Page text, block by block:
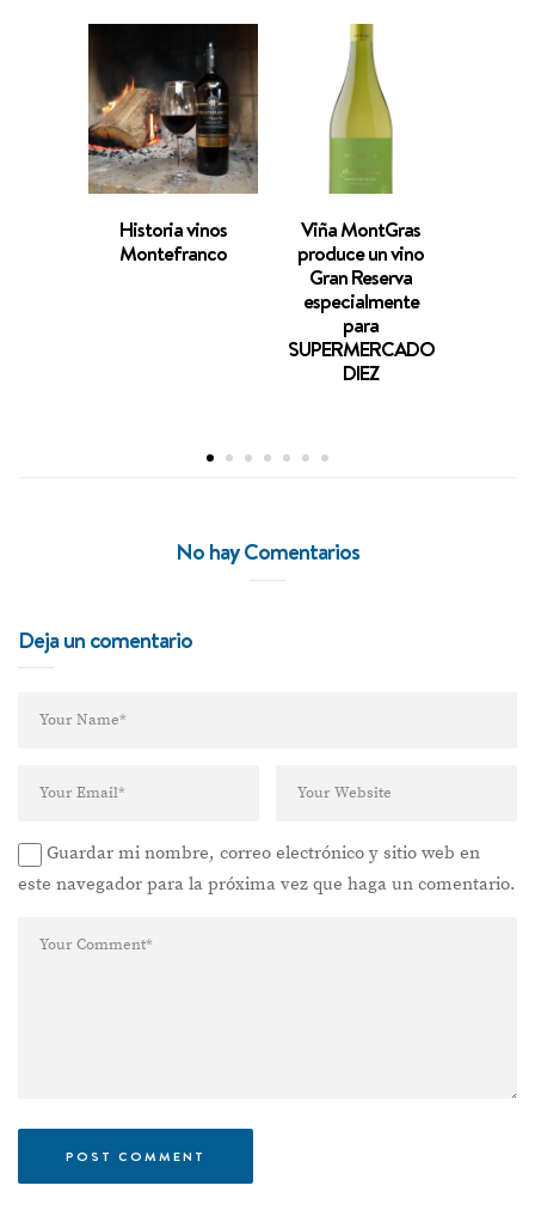
Historia vinos
Montefranco
Viña MontGras
produce un vino
Gran Reserva
especialmente
para
SUPERMERCADO
DIEZ
No hay Comentarios
Deja un comentario
Guardar mi nombre, correo electrónico y sitio web en
este navegador para la próxima vez que haga un comentario.